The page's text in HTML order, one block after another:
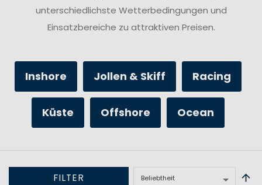
unterschiedlichste Wetterbedingungen und
Einsatzbereiche zu attraktiven Preisen.
Inshore Jollen & Skiff Racing
Küste Offshore Ocean
FILTER